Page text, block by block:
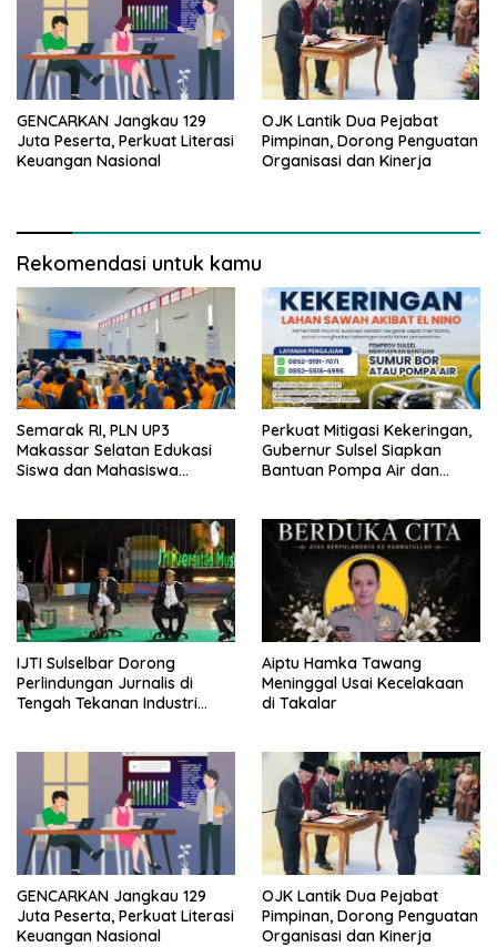
GENCARKAN Jangkau 129
Juta Peserta, Perkuat Literasi
Keuangan Nasional
OJK Lantik Dua Pejabat
Pimpinan, Dorong Penguatan
Organisasi dan Kinerja
Rekomendasi untuk kamu
Semarak RI, PLN UP3
Makassar Selatan Edukasi
Siswa dan Mahasiswa
Perkuat Mitigasi Kekeringan,
Gubernur Sulsel Siapkan
Bantuan Pompa Air dan
IJTI Sulselbar Dorong
Perlindungan Jurnalis di
Tengah Tekanan Industri
Aiptu Hamka Tawang
Meninggal Usai Kecelakaan
di Takalar
GENCARKAN Jangkau 129
Juta Peserta, Perkuat Literasi
Keuangan Nasional
OJK Lantik Dua Pejabat
Pimpinan, Dorong Penguatan
Organisasi dan Kinerja